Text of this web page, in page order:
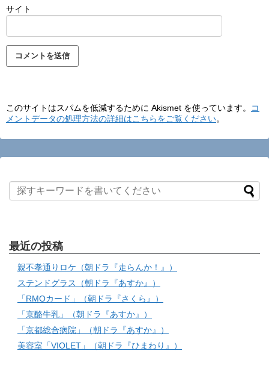
サイト
このサイトはスパムを低減するために Akismet を使っています。
コ
メントデータの処理方法の詳細はこちらをご覧ください。
最近の投稿
親不孝通りロケ（朝ドラ『走らんか！』）
ステンドグラス（朝ドラ『あすか』）
「RMOカード」（朝ドラ『さくら』）
「京酪牛乳」（朝ドラ『あすか』）
「京都総合病院」（朝ドラ『あすか』）
美容室「VIOLET」（朝ドラ『ひまわり』）